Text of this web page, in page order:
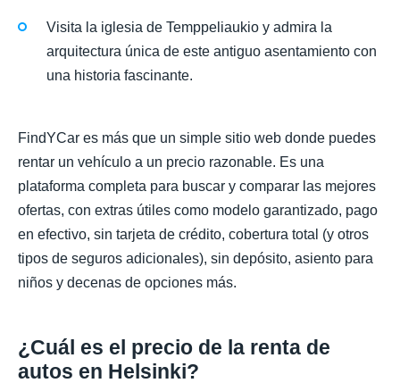
Visita la iglesia de Temppeliaukio y admira la
arquitectura única de este antiguo asentamiento con
una historia fascinante.
FindYCar es más que un simple sitio web donde puedes
rentar un vehículo a un precio razonable. Es una
plataforma completa para buscar y comparar las mejores
ofertas, con extras útiles como modelo garantizado, pago
en efectivo, sin tarjeta de crédito, cobertura total (y otros
tipos de seguros adicionales), sin depósito, asiento para
niños y decenas de opciones más.
¿Cuál es el precio de la renta de
autos en Helsinki?